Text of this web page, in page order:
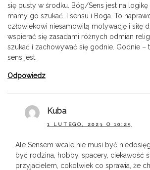
się pusty w środku. Bóg/Sens jest na
mamy go szukać. I sensu i Boga. To
człowiekowi niesamowitą motywację i siłę
wspierać się zasadami różnych odmian
szukać i zachowywać się godnie. Godnie –
sens jest.
Odpowiedz
Kuba
1 LUTEGO, 2023 O 10:25
Ale Sensem wcale nie musi być
być rodzina, hobby, spacery, ciekawość
przyjacielem, cokolwiek co sprawia, że